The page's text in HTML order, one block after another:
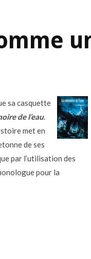
sa casquette
de l’eau.
met en
de ses
par l’utilisation des
pour la